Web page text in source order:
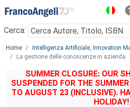
Menu
Cerca:
Main content
Home
Intelligenza Artificiale, Innovation
La gestione delle conoscenze in azienda.
SUMMER CLOSURE: OUR
SUSPENDED FOR THE
TO AUGUST 23 (INCLUSIVE).
HOLIDAY!